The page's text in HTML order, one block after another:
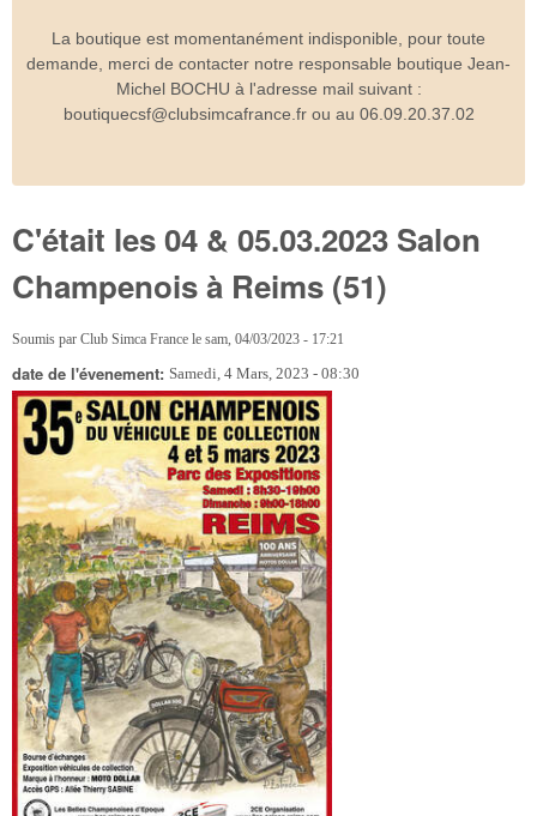
La boutique est momentanément indisponible, pour toute
demande, merci de contacter notre responsable boutique Jean-
Michel BOCHU à l'adresse mail suivant :
boutiquecsf@clubsimcafrance.fr ou au 06.09.20.37.02
C'était les 04 & 05.03.2023 Salon
Champenois à Reims (51)
Soumis par Club Simca France le sam, 04/03/2023 - 17:21
date de l'évenement: Samedi, 4 Mars, 2023 - 08:30